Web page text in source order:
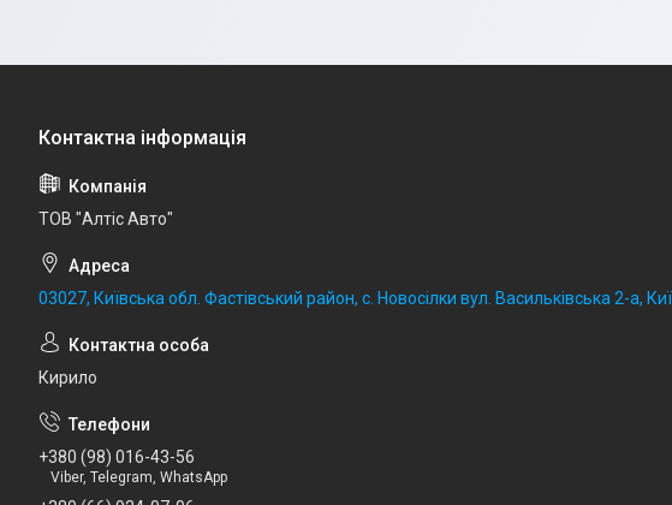
ТОВ "Алтіс Авто"
03027, Київська обл. Фастівський район, с. Новосілки вул. Васильківська 2-а,
Кирило
+380 (98) 016-43-56
Viber, Telegram, WhatsApp